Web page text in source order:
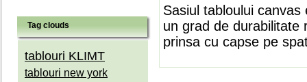
Tag clouds
tablouri KLIMT
tablouri new york
Sasiul tabloului
un grad de durabilitate
prinsa cu capse pe